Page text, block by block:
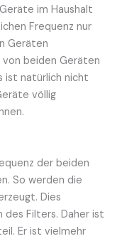
im Haushalt
Frequenz nur
Geräten
von beiden Geräten
ist natürlich nicht
völlig
der beiden
So werden die
Dies
des Filters. Daher ist
Er ist vielmehr